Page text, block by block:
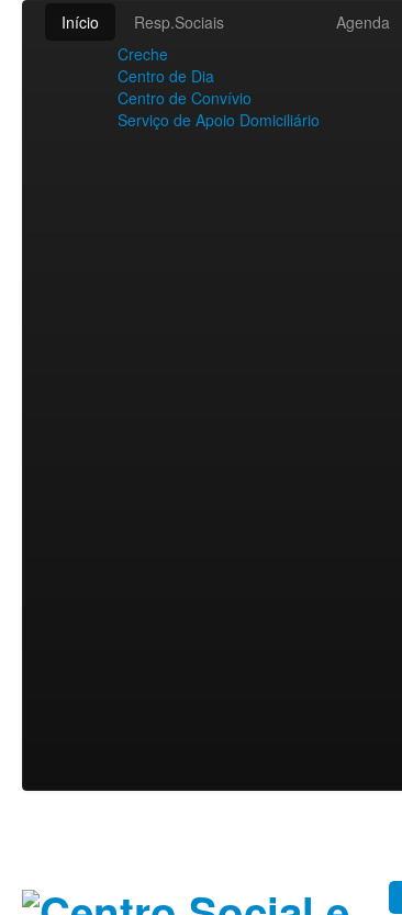
Início
Resp.Sociais
Creche
Centro de Dia
Centro de Convívio
Serviço de Apoio Domiciliário
Agenda